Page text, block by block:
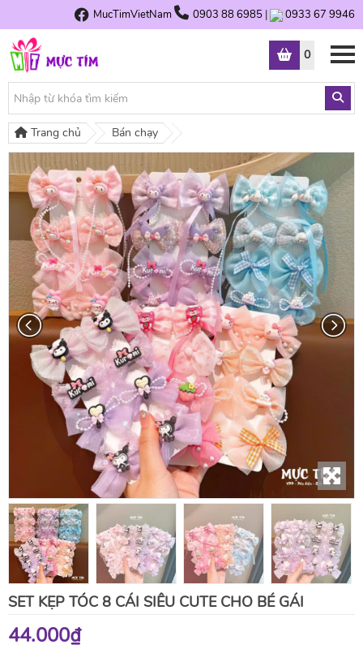
MucTimVietNam 0903 88 6985 | 0933 67 9946
0
Trang chủ Bán chạy
SET KẸP TÓC 8 CÁI SIÊU CUTE CHO BÉ GÁI
44.000₫